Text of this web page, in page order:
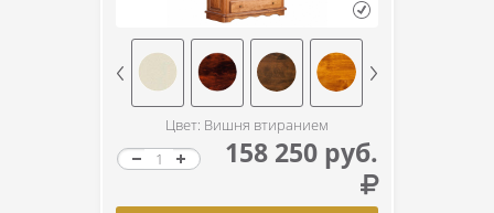
Цвет: Вишня втиранием
158 250 руб.